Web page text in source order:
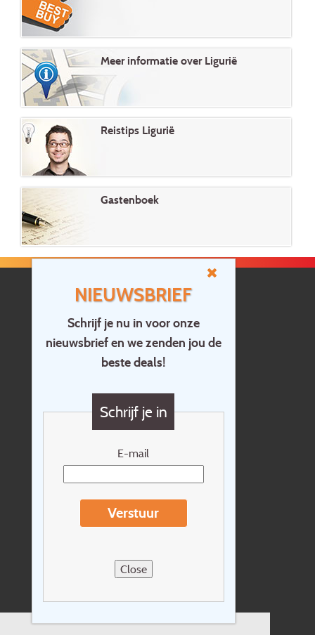
NIEUWSBRIEF
Schrijf je nu in voor onze
nieuwsbrief en we zenden jou de
beste deals!
Schrijf je in
E-mail
Verstuur
Close
Meer informatie over Ligurië
Reistips Ligurië
Gastenboek
Home
Contact
Vragen?
Cadeaubon
Nieuwsbrief
Reisvoorwaarden
Sitemap